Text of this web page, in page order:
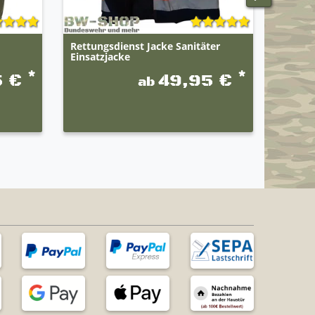
€ *
Rettungsdienst Jacke Sanitäter
Einsatzjacke
ab49,95 € *